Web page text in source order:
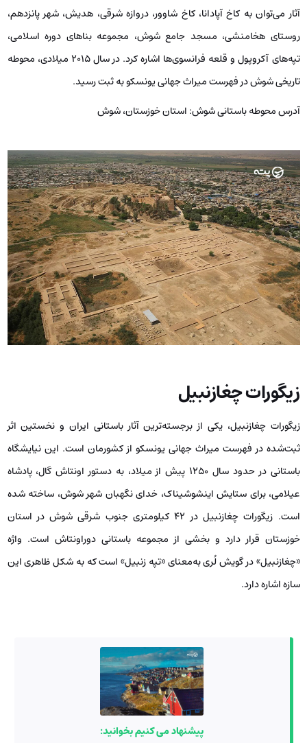
آثار می‌توان به کاخ آپادانا، کاخ شاوور، دروازه شرقی، هدیش، شهر پانزدهم،
روستای هخامنشی، مسجد جامع شوش، مجموعه بناهای دوره اسلامی،
تپه‌های آکروپول و قلعه فرانسوی‌ها اشاره کرد. در سال ۲۰۱۵ میلادی، محوطه
تاریخی شوش در فهرست میراث جهانی یونسکو به ثبت رسید.
آدرس محوطه باستانی شوش: استان خوزستان، شوش
زیگورات چغازنبیل
زیگورات چغازنبیل، یکی از برجسته‌ترین آثار باستانی ایران و نخستین اثر
ثبت‌شده در فهرست میراث جهانی یونسکو از کشورمان است. این نیایشگاه
باستانی در حدود سال ۱۲۵۰ پیش از میلاد، به دستور اونتاش گال، پادشاه
عیلامی، برای ستایش اینشوشیناک، خدای نگهبان شهر شوش، ساخته شده
است. زیگورات چغازنبیل در ۴۲ کیلومتری جنوب شرقی شوش در استان
خوزستان قرار دارد و بخشی از مجموعه باستانی دوراونتاش است. واژه
«چغازنبیل» در گویش لُری به‌معنای «تپه زنبیل» است که به شکل ظاهری این
سازه اشاره دارد.
پیشنهاد می کنیم بخوانید: